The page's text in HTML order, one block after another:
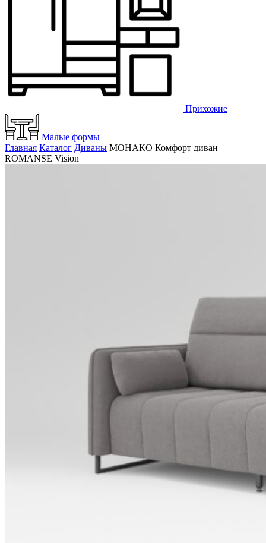
Прихожие
Малые формы
Главная Каталог Диваны МОНАКО Комфорт диван
ROMANSE Vision